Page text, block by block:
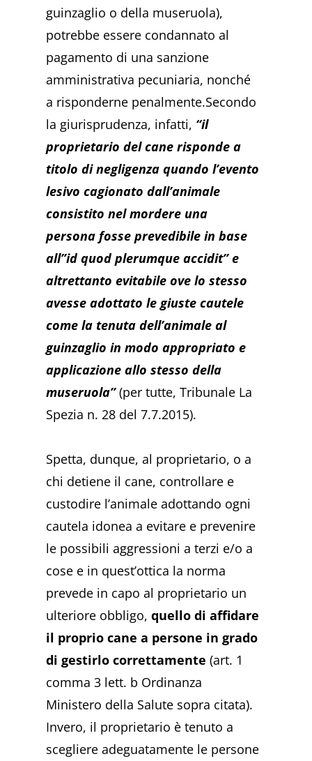
guinzaglio o della museruola),
potrebbe essere condannato al
pagamento di una sanzione
amministrativa pecuniaria, nonché
a risponderne penalmente.Secondo
la giurisprudenza, infatti, “il
proprietario del cane risponde a
titolo di negligenza quando l’evento
lesivo cagionato dall’animale
consistito nel mordere una
persona fosse prevedibile in base
all”id quod plerumque accidit” e
altrettanto evitabile ove lo stesso
avesse adottato le giuste cautele
come la tenuta dell’animale al
guinzaglio in modo appropriato e
applicazione allo stesso della
museruola”(per tutte, Tribunale La
Spezia n. 28 del 7.7.2015).
Spetta, dunque, al proprietario, o a
chi detiene il cane, controllare e
custodire l’animale adottando ogni
cautela idonea a evitare e prevenire
le possibili aggressioni a terzi e/o a
cose e in quest’ottica la norma
prevede in capo al proprietario un
ulteriore obbligo,quello di affidare
il proprio cane a persone in grado
di gestirlo correttamente (art. 1
comma 3 lett. b Ordinanza
Ministero della Salute sopra citata).
Invero, il proprietario è tenuto a
scegliere adeguatamente le persone